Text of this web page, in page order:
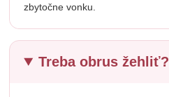
zbytočne vonku.
Treba obrus žehliť?